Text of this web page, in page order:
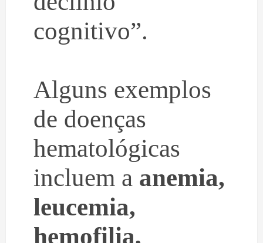
cognitivo”.
Alguns exemplos
de doenças
hematológicas
incluem a anemia,
leucemia,
hemofilia,